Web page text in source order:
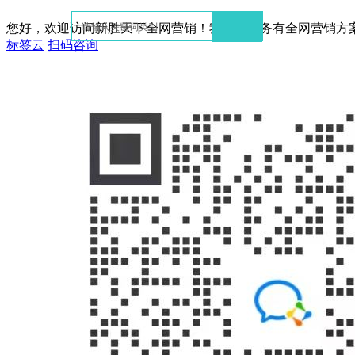
您好，欢迎访问新胜天下全网营销！我们的服务有全网营销
标签云 扫码咨询